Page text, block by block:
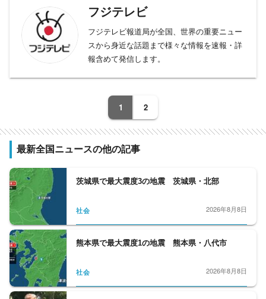
フジテレビ
フジテレビ報道局が全国、世界の重要ニュー
スから身近な話題まで様々な情報を速報・詳
報含めて発信します。
1 2
最新全国ニュースの他の記事
茨城県で最大震度3の地震 茨城県・北部
社会 2026年8月8日
熊本県で最大震度1の地震 熊本県・八代市
社会 2026年8月8日